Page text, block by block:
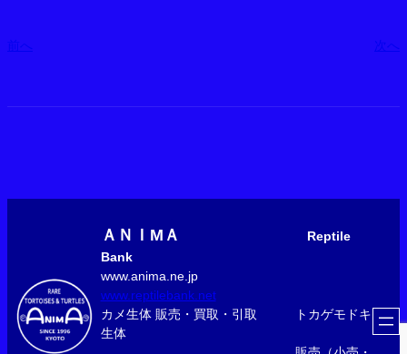
前へ 次へ
ＡＮＩМＡ
Reptile
Bank
www.anima.ne.jp
www.reptilebank.net
カメ生体 販売・買取・引取 トカゲモドキ
生体